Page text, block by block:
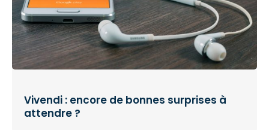
Vivendi : encore de bonnes surprises à
attendre ?